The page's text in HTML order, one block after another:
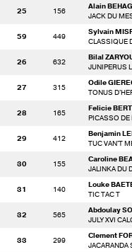
25 156
Alain
JACK DU
59 449
Sylvain
CLASSIQUE
26 632
Bilal
JUNIPERUS
27 315
Odile
TONUS
28 165
Felicie
PICASSO DE
29 412
Benjamin
TUC VAN'T
30 155
Caroline
JALINKA DU
31 140
Louke
TIC TAC T
32 565
Abdoulay
JULY XVI
33 299
Clement
JACARANDA